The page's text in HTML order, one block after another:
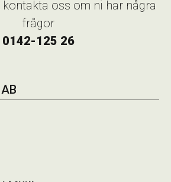
oss om ni har några
frågor
0142-125 26